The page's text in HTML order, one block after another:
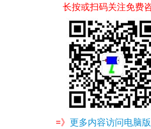
长按或扫码关注免费
=》 更多内容访问电脑